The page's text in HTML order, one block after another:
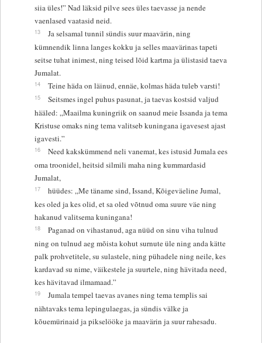
siia üles!” Nad läksid pilve sees üles taevasse ja nende
vaenlased vaatasid neid.
13
Ja selsamal tunnil sündis suur maavärin, ning
kümnendik linna langes kokku ja selles maavärinas tapeti
seitse tuhat inimest, ning teised lõid kartma ja ülistasid taeva
Jumalat.
14 Teine häda on läinud, ennäe, kolmas häda tuleb varsti!
15
Seitsmes ingel puhus pasunat, ja taevas kostsid valjud
hääled: „Maailma kuningriik on saanud meie Issanda ja tema
Kristuse omaks ning tema valitseb kuningana igavesest ajast
igavesti.”
16
Need kakskümmend neli vanemat, kes istusid Jumala ees
oma troonidel, heitsid silmili maha ning kummardasid
Jumalat,
17
hüüdes: „Me täname sind, Issand, Kõigeväeline Jumal,
kes oled ja kes olid, et sa oled võtnud oma suure väe ning
hakanud valitsema kuningana!
18
Paganad on vihastanud, aga nüüd on sinu viha tulnud
ning on tulnud aeg mõista kohut surnute üle ning anda kätte
palk prohvetitele, su sulastele, ning pühadele ning neile, kes
kardavad su nime, väikestele ja suurtele, ning hävitada need,
kes hävitavad ilmamaad.”
19
Jumala tempel taevas avanes ning tema templis sai
nähtavaks tema lepingulaegas, ja sündis välke ja
kõuemürinaid ja pikselööke ja maavärin ja suur rahesadu.